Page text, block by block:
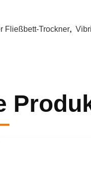
Fließbett-Trockner,